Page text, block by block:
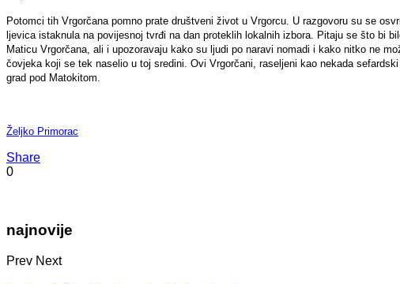
Potomci tih Vrgorčana pomno prate društveni život u Vrgorcu. U razgovoru su se
ljevica istaknula na povijesnoj tvrđi na dan proteklih lokalnih izbora. Pitaju se što bi
Maticu Vrgorčana, ali i upozoravaju kako su ljudi po naravi nomadi i kako nitko ne
čovjeka koji se tek naselio u toj sredini. Ovi Vrgorčani, raseljeni kao nekada
grad pod Matokitom.
Željko Primorac
Share
0
najnovije
Prev Next